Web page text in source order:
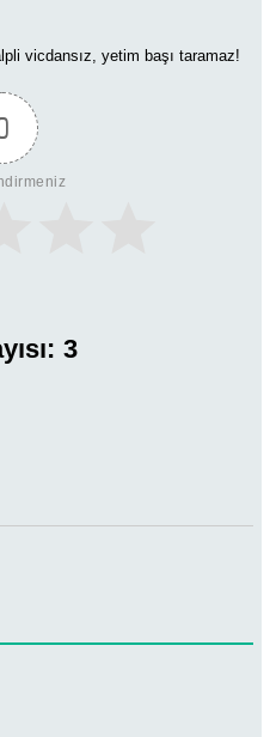
vicdansız, yetim başı taramaz!
3